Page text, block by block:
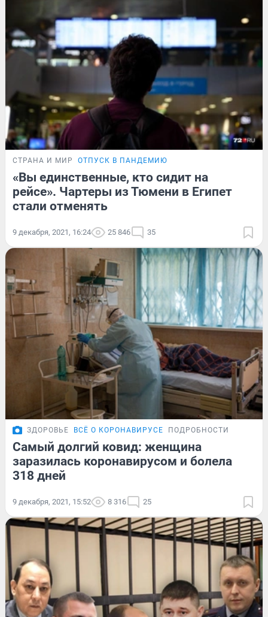
СТРАНА И МИР ОТПУСК В ПАНДЕМИЮ
«Вы единственные, кто сидит на
рейсе». Чартеры из Тюмени в Египет
стали отменять
9 декабря, 2021, 16:24 25 846 35
ЗДОРОВЬЕ ВСЁ О КОРОНАВИРУСЕ ПОДРОБНОСТИ
Самый долгий ковид: женщина
заразилась коронавирусом и болела
318 дней
9 декабря, 2021, 15:52 8 316 25